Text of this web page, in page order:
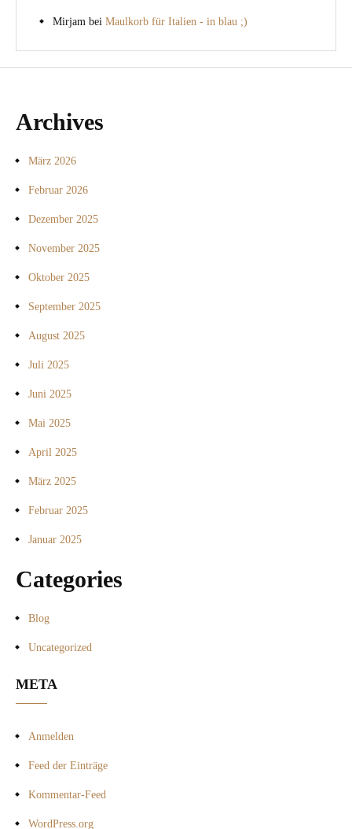
Mirjam bei Maulkorb für Italien - in blau ;)
Archives
März 2026
Februar 2026
Dezember 2025
November 2025
Oktober 2025
September 2025
August 2025
Juli 2025
Juni 2025
Mai 2025
April 2025
März 2025
Februar 2025
Januar 2025
Categories
Blog
Uncategorized
META
Anmelden
Feed der Einträge
Kommentar-Feed
WordPress.org